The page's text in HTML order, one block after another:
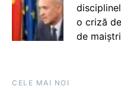
o criză
de
CELE MAI NOI